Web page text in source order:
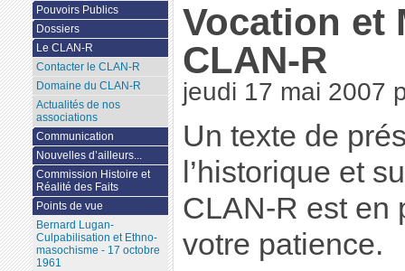
Vocation et
CLAN-R
jeudi 17 mai 2007
Un texte de
l’historique et
CLAN-R est en
votre patience.
Pouvoirs Publics
Dossiers
Le CLAN-R
Contacter le CLAN-R
Domaine du CLAN-R
Actualités de nos
associations
Communication
Nouvelles d’ailleurs...
Commission Histoire et
Réalité des Faits
Points de vue
Bernard Lugan-
Culpabilisation et Ethno-
masochisme - 17 octobre
1961